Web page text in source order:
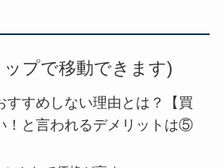
ップで移動できます)
すすめしない理由とは？【買
！と言われるデメリットは⑤